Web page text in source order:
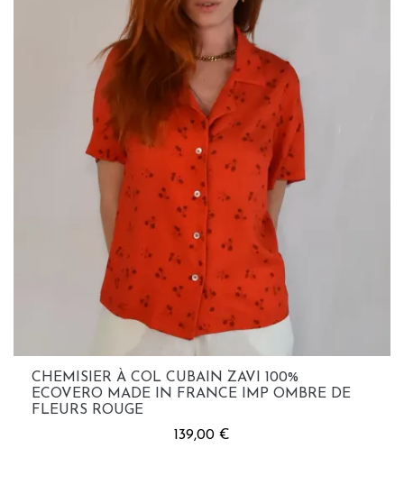
CHEMISIER À COL CUBAIN ZAVI 100%
ECOVERO MADE IN FRANCE IMP OMBRE DE
FLEURS ROUGE
139,00 €